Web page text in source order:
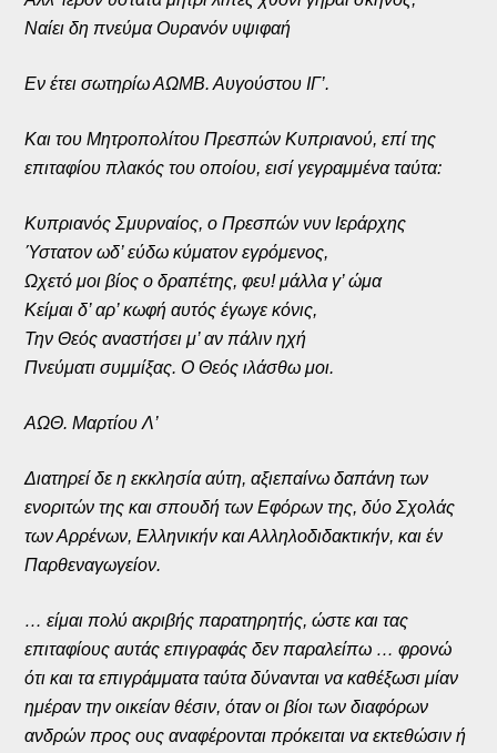
Ναίει δη πνεύμα Ουρανόν υψιφαή
Εν έτει σωτηρίω ΑΩΜΒ. Αυγούστου ΙΓ’.
Και του Μητροπολίτου Πρεσπών Κυπριανού, επί της
επιταφίου πλακός του οποίου, εισί γεγραμμένα ταύτα:
Κυπριανός Σμυρναίος, ο Πρεσπών νυν Ιεράρχης
Ύστατον ωδ’ εύδω κύματον εγρόμενος,
Ωχετό μοι βίος ο δραπέτης, φευ! μάλλα γ’ ώμα
Κείμαι δ’ αρ’ κωφή αυτός έγωγε κόνις,
Την Θεός αναστήσει μ’ αν πάλιν ηχή
Πνεύματι συμμίξας. Ο Θεός ιλάσθω μοι.
ΑΩΘ. Μαρτίου Λ’
Διατηρεί δε η εκκλησία αύτη, αξιεπαίνω δαπάνη των
ενοριτών της και σπουδή των Εφόρων της, δύο Σχολάς
των Αρρένων, Ελληνικήν και Αλληλοδιδακτικήν, και έν
Παρθεναγωγείον.
… είμαι πολύ ακριβής παρατηρητής, ώστε και τας
επιταφίους αυτάς επιγραφάς δεν παραλείπω … φρονώ
ότι και τα επιγράμματα ταύτα δύνανται να καθέξωσι μίαν
ημέραν την οικείαν θέσιν, όταν οι βίοι των διαφόρων
ανδρών προς ους αναφέρονται πρόκειται να εκτεθώσιν ή